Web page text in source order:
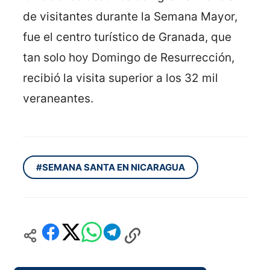
de visitantes durante la Semana Mayor,
fue el centro turístico de Granada, que
tan solo hoy Domingo de Resurrección,
recibió la visita superior a los 32 mil
veraneantes.
#SEMANA SANTA EN NICARAGUA